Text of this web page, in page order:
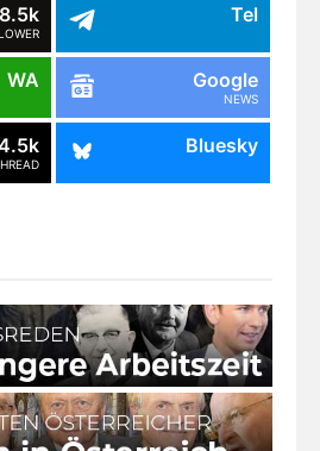
Tel
WA Google
NEWS
Bluesky